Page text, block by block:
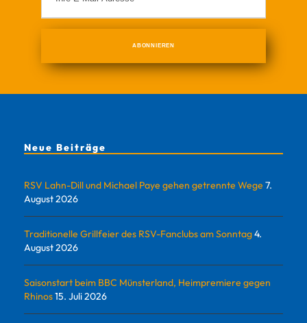
Neue Beiträge
RSV Lahn-Dill und Michael Paye gehen getrennte Wege 7.
August 2026
Traditionelle Grillfeier des RSV-Fanclubs am Sonntag4.
August 2026
Saisonstart beim BBC Münsterland, Heimpremiere gegen
Rhinos15. Juli 2026